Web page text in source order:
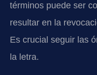
términos puede ser
resultar en la
Es crucial seguir las
la letra.